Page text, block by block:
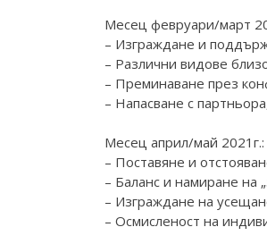
Месец февруари/март
– Изграждане и
– Различни видове
– Преминаване през
– Напасване с
Месец април/май 2021г.:
– Поставяне и
– Баланс и намиране на
– Изграждане на
– Осмисленост на